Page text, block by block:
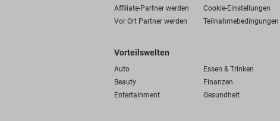
Affiliate-Partner werden
Cookie-Einstellungen
Vor Ort Partner werden
Teilnahmebedingungen
Vorteilswelten
Auto Essen & Trinken
Beauty
Finanzen
Entertainment
Gesundheit